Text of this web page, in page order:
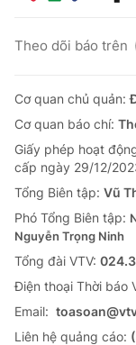
Theo dõi báo trên
Cơ quan chủ quản:
Cơ quan báo chí:
Giấy phép hoạt
cấp ngày 29/12/
Tổng Biên tập: Vũ
Phó Tổng Biên tập:
Nguyễn Trọng Ninh
Tổng đài VTV:
Ðiện thoại Thời báo
Email:
Liên hệ quảng cáo: